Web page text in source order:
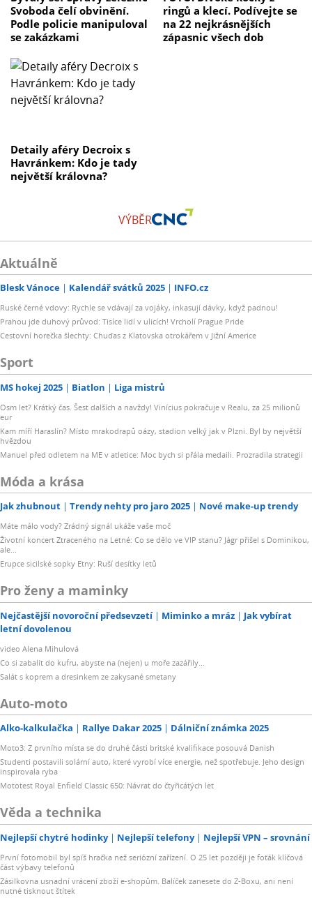
Svoboda čelí obvinění.
Podle policie manipuloval
se zakázkami
ringů a klecí. Podívejte se
na 22 nejkrásnějších
zápasnic všech dob
Detaily aféry Decroix s
Havránkem: Kdo je tady
největší královna?
VÝBĚR
Aktuálně
Blesk Vánoce Kalendář svátků 2025 INFO.cz
Ruské černé vdovy: Rychle se vdávají za vojáky, inkasují dávky, když padnou!
Prahou jde duhový průvod: Tisíce lidí v ulicích! Vrcholí Prague Pride
Cestovní horečka šlechty: Chuďas z Klatovska otrokářem v Jižní Americe
Sport
MS hokej 2025 Biatlon Liga mistrů
Osm let? Krátký čas. Šest dalších a navždy! Vinícius pokračuje v Realu, za 25 milionů
eur
Kam míří Haraslín? Místo mrakodrapů oázy, stadion velký jak v Plzni. Byl by největší
hvězdou
Manuel před odletem na ME v atletice: Moc bych si přála medaili. Prozradila strategii
Móda a krása
Jak zhubnout Trendy nehty pro jaro 2025 Nové make-up trendy
Máte málo vody? Zrádný signál ukáže vaše moč
Životní koncert Ztraceného na Letné: Co se dělo ve VIP stanu? Jágr přišel s Dominikou,
ale...
Erupce sicilské sopky Etny: Ruší desítky letů
Pro ženy a maminky
Nejčastější novoroční předsevzetí Miminko a mráz
Jak vybírat
letní dovolenou
video Alena Mihulová
Co si zabalit do kufru, abyste na (nejen) u moře zazářily...
Salát s koprem a dresinkem ze zakysané smetany
Auto-moto
Alko-kalkulačka Rallye Dakar 2025 Dálniční známka 2025
Moto3: Z prvního místa se do druhé části britské kvalifikace posouvá Danish
Studenti postavili solární auto, které vyrobí více energie, než spotřebuje. Jeho design
inspirovala ryba
Mototest Royal Enfield Classic 650: Návrat do čtyřicátých let
Věda a technika
Nejlepší chytré hodinky Nejlepší telefony Nejlepší VPN – srovnání
První fotomobil byl spíš hračka než seriózní zařízení. O 25 let později je foťák klíčová
část výbavy telefonů
Zásilkovna usnadní vrácení zboží e-shopům. Balíček zanesete do Z-Boxu, ani není
nutné tisknout štítek